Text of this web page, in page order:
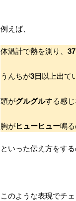
例えば、
体温計で熱を測り、
うんちが3日 以上出て
頭がグルグルする感じ
胸がヒューヒュー鳴る
といった伝え方をする
このような表現でチ